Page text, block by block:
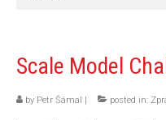
Aktuality
Soutěže
Scale Model
by Petr Šámal | posted in: